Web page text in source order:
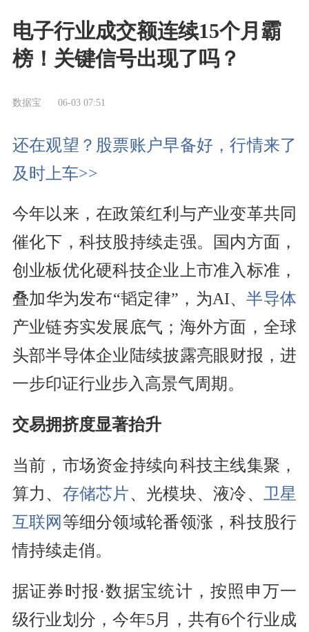
电子行业成交额连续15个月霸
榜！关键信号出现了吗？
数据宝 06-03 07:51
还在观望？股票账户早备好，行情来了
及时上车>>
今年以来，在政策红利与产业变革共同
催化下，科技股持续走强。国内方面，
创业板优化硬科技企业上市准入标准，
叠加华为发布“韬定律”，为AI、半导体
产业链夯实发展底气；海外方面，全球
头部半导体企业陆续披露亮眼财报，进
一步印证行业步入高景气周期。
交易拥挤度显著抬升
当前，市场资金持续向科技主线集聚，
算力、 存储芯片、光模块、液冷、 卫星
互联网 等细分领域轮番领涨，科技股行
情持续走俏。
据证券时报·数据宝统计，按照申万一
级行业划分，今年5月，共有6个行业成